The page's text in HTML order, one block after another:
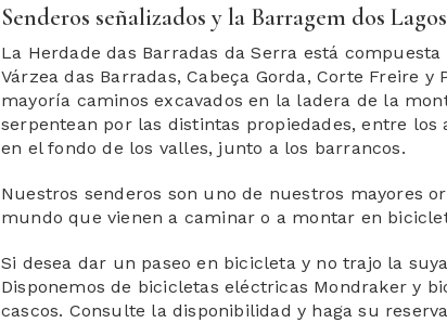
Senderos señalizados y la Barragem dos Lagos
La Herdade das Barradas da Serra está
Várzea das Barradas, Cabeça Gorda, Corte Freire y
mayoría caminos excavados en la ladera de la
serpentean por las distintas propiedades, entre
en el fondo de los valles, junto a los barrancos.
Nuestros senderos son uno de nuestros mayores
mundo que vienen a caminar o a montar en
Si desea dar un paseo en bicicleta y no trajo la
Disponemos de bicicletas eléctricas Mondraker y
cascos. Consulte la disponibilidad y haga su